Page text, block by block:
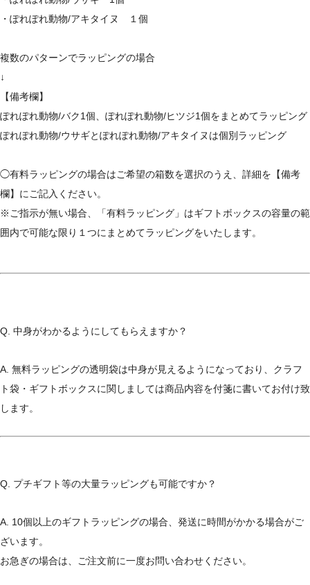
・ぽれぽれ動物/アキタイヌ １個
複数のパターンでラッピングの場合
↓
【備考欄】
ぽれぽれ動物/バク1個、ぽれぽれ動物/ヒツジ1個をまとめてラッピング
ぽれぽれ動物/ウサギとぽれぽれ動物/アキタイヌは個別ラッピング
◯有料ラッピングの場合はご希望の箱数を選択のうえ、詳細を【備考
欄】にご記入ください。
※ご指示が無い場合、「有料ラッピング」はギフトボックスの容量の範
囲内で可能な限り１つにまとめてラッピングをいたします。
Q. 中身がわかるようにしてもらえますか？
A. 無料ラッピングの透明袋は中身が見えるようになっており、クラフ
ト袋・ギフトボックスに関しましては商品内容を付箋に書いてお付け致
します。
Q. プチギフト等の大量ラッピングも可能ですか？
A. 10個以上のギフトラッピングの場合、発送に時間がかかる場合がご
ざいます。
お急ぎの場合は、ご注文前に一度お問い合わせください。